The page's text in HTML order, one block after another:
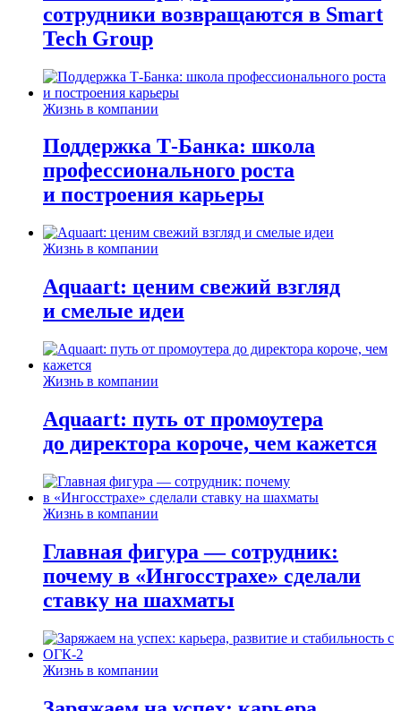
сотрудники возвращаются в Smart
Tech Group
Жизнь в компании
Поддержка Т-Банка: школа
профессионального роста
и построения карьеры
Жизнь в компании
Aquaart: ценим свежий взгляд
и смелые идеи
Жизнь в компании
Aquaart: путь от промоутера
до директора короче, чем кажется
Жизнь в компании
Главная фигура — сотрудник:
почему в «Ингосстрахе» сделали
ставку на шахматы
Жизнь в компании